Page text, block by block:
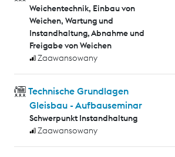
Weichentechnik, Einbau von
Weichen, Wartung und
Instandhaltung, Abnahme und
Freigabe von Weichen
Zaawansowany
Technische Grundlagen
Gleisbau - Aufbauseminar
Schwerpunkt Instandhaltung
Zaawansowany